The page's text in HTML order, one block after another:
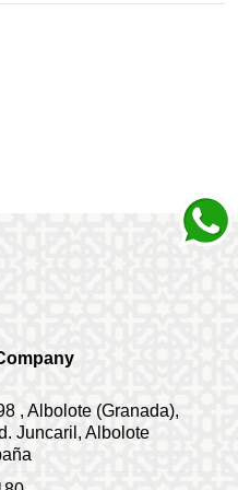
, Albolote (Granada),
Juncaril, Albolote